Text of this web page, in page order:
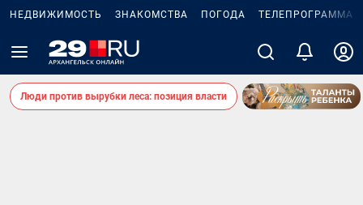
НЕДВИЖИМОСТЬ ЗНАКОМСТВА ПОГОДА ТЕЛЕПРОГРАММА
Люди против вырубки леса: позиция власти